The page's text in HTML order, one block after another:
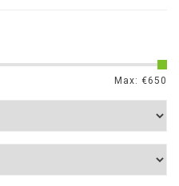
Max: €650